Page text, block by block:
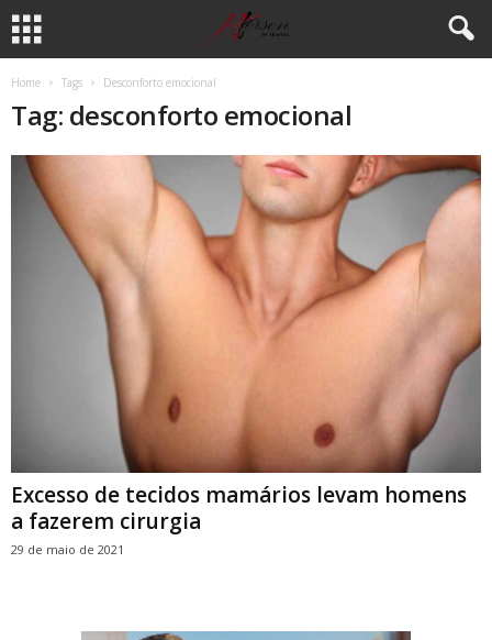
Home Tags Desconforto emocional
Tag: desconforto emocional
Excesso de tecidos mamários levam homens
a fazerem cirurgia
29 de maio de 2021